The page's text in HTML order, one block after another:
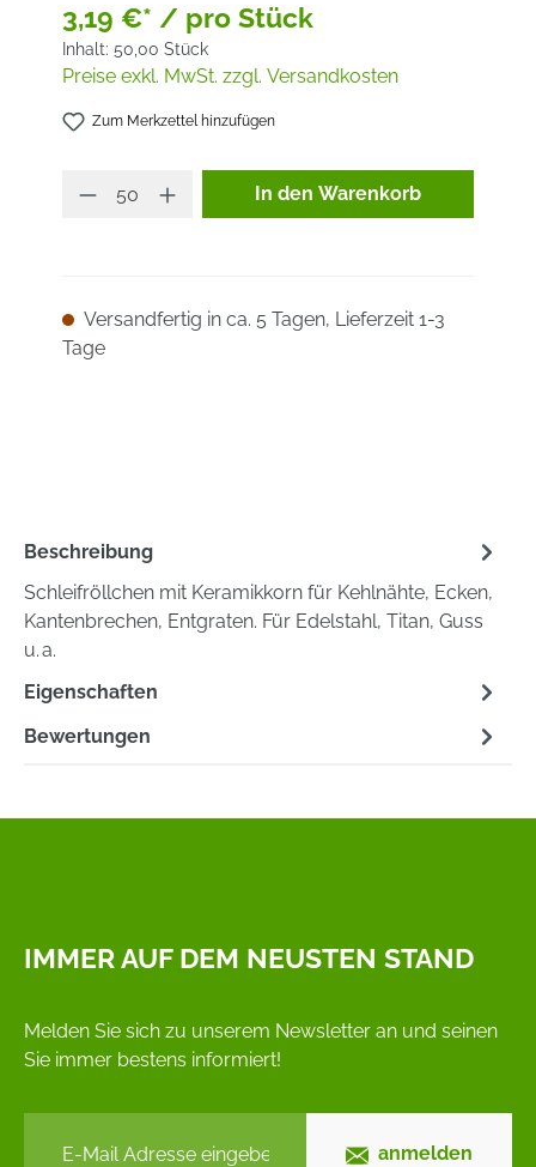
3,19 €* / pro Stück
Inhalt: 50,00 Stück
Preise exkl. MwSt. zzgl. Versandkosten
Zum Merkzettel hinzufügen
Produkt Anzahl: Gib den
In den Warenkorb
Versandfertig in ca. 5 Tagen, Lieferzeit 1-3
Tage
Beschreibung
Schleifröllchen mit Keramikkorn für Kehlnähte, Ecken,
Kantenbrechen, Entgraten. Für Edelstahl, Titan, Guss
u. a.
Eigenschaften
Bewertungen
IMMER AUF DEM NEUSTEN STAND
Melden Sie sich zu unserem Newsletter an und seinen
Sie immer bestens informiert!
anmelden